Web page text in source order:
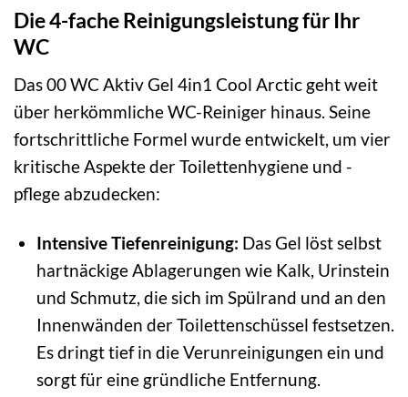
Die 4-fache Reinigungsleistung für Ihr
WC
Das 00 WC Aktiv Gel 4in1 Cool Arctic geht weit
über herkömmliche WC-Reiniger hinaus. Seine
fortschrittliche Formel wurde entwickelt, um vier
kritische Aspekte der Toilettenhygiene und -
pflege abzudecken:
Intensive Tiefenreinigung: Das Gel löst selbst
hartnäckige Ablagerungen wie Kalk, Urinstein
und Schmutz, die sich im Spülrand und an den
Innenwänden der Toilettenschüssel festsetzen.
Es dringt tief in die Verunreinigungen ein und
sorgt für eine gründliche Entfernung.